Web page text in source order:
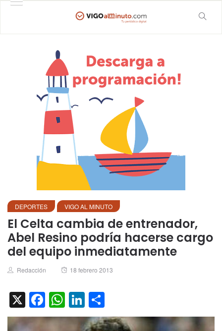
DEPORTES VIGO AL MINUTO
El Celta cambia de entrenador,
Abel Resino podría hacerse cargo
del equipo inmediatamente
Author
Redacción
Posted
18 febrero 2013
X Facebook
WhatsApp
LinkedIn